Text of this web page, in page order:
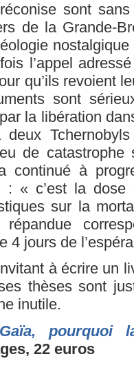
sont
de la Grande-
l’appel
qu’ils revoient
sont
la libération
deux
de catastrophe
continué à
: « c’est la
sur la
4 jours de
à écrire un
thèses sont
inutile.
pourquoi
22 euros